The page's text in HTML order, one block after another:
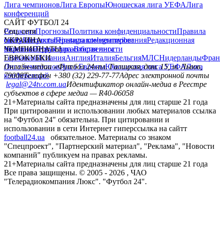
Лига чемпионовЛига ЕвропыЮношеская лига УЕФАЛига
конференций
САЙТ ФУТБОЛ 24
РедакцияПрогнозыПолитика конфиденциальностиПравила
сайтуКонтактыПравила комментированияРедакционная
политикаСтруктура собственности
Соц. сети
facebookxyoutubeinstagramtelegramviber
УКРАИНА
УкраинаПервая лигаВторая лига
ЧЕМПИОНАТЫ
ГерманияИспанияАнглияИталияБельгияМЛСНидерланды
ЕВРОКУБКИ
Лига чемпионовЛига ЕвропыЮношеская лига УЕФАЛига
конференций
Онлайн-медиа «Футбол 24»пл. Галицкая, дом. 15, м. Львов,
79008Телефон +380 (32) 229-77-77Адрес электронной почты
legal@24tv.com.uaИдентификатор онлайн-медиа в Реестре
субъектов в сфере медиа — R40-06058
21+Материалы сайта предназначены для лиц старше 21 года
При цитировании и использовании любых материалов ссылка
на "Футбол 24" обязательна. При цитировании и
использовании в сети Интернет гиперссылка на сайтт
football24.ua
обязательное. Материалы со знаком
"Спецпроект", "Партнерский материал", "Реклама", "Новости
компаний" публикуем на правах рекламы.
21+Материалы сайта предназначены для лиц старше 21 года
Все права защищены. © 2005 - 2026 , ЧАО
"Телерадиокомпания Люкс". "Футбол 24".